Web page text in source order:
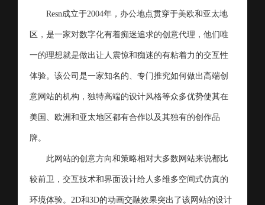
Resn成立于2004年，办公地点贯穿于美欧和亚太地
区，是一家对数字化有着痴迷追求的创意代理，他们唯
一的理想就是做出让人震惊和痴迷的有粘着力的交互性
体验。 该公司是一家知名的、专门推究如何做出高端创
意网站的机构，独特高端的设计风格等众多优势使其在
美国、欧洲和亚太地区都有合作以及其独有的创作品
牌。
此网站的创意方向和策略相对大多数网站来说都比
较前卫，交互技术和界面设计给人多维多空间式仿真的
环境体验。2D和3D的动画交融效果突出了该网站的设计